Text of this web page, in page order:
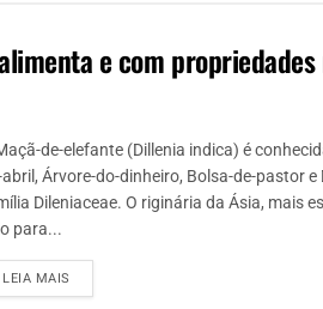
e com
de-elefante (Dillenia indica) é
Árvore-do-dinheiro, Bolsa-de-pastor e
Dileniaceae. O riginária da Ásia, mais
para...
LEIA MAIS